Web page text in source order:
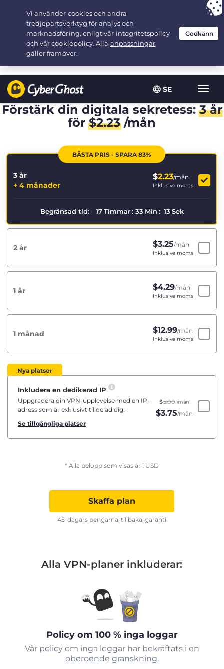
SE
Växla
Your choice:The Best Dealfor 3.3333333333333-years at $
/month
Förstärk din digitala sekretess:3 år
för$2.23/mån
BÄSTA PRIS - SPARA 83%
3 år
+ 4 månader
$2.23/mån
Inklusive moms
Begränsad tid: 17 Timmar : 33 Min : 12 Sek
2 år $3.25/mån
Inklusive moms
1 år $4.29/mån
Inklusive moms
1 månad $12.99/mån
Inklusive moms
Nya platser
Inkludera en dedikerad IP
Uppgradera din VPN-upplevelse med en IP-
adress som är exklusivt tilldelad dig.
Se tillgängliga platser
$5.00 /mån
$3.75/mån
* Alla belopp som visas är i USD
Skaffa plan
45-dagars pengarna-tillbaka-garanti
Alla VPN-planer inkluderar:
Policy om 100 % inga loggar
Vår policy om inga loggar har bekräftats i en
oberoende granskning.